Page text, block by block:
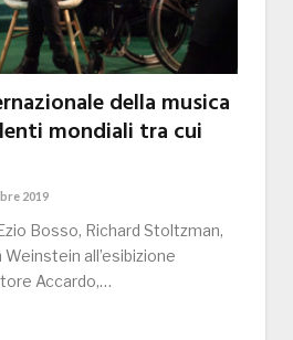
della musica
mondiali tra cui
2019
Bosso, Richard Stoltzman,
all’esibizione
Accardo,…